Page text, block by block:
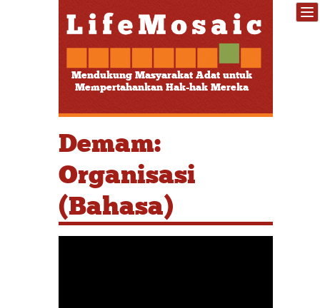
Mendukung Masyarakat Adat untuk
Mempertahankan Hak-hak Mereka
Demam:
Organisasi
(Bahasa)